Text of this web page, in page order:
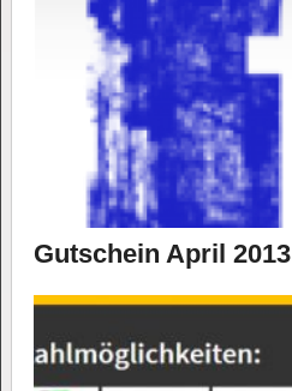
Gutschein April 2013